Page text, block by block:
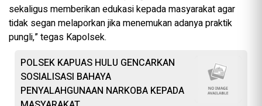
sekaligus memberikan edukasi kepada masyarakat agar
tidak segan melaporkan jika menemukan adanya praktik
pungli,” tegas Kapolsek.
POLSEK KAPUAS HULU GENCARKAN
SOSIALISASI BAHAYA
PENYALAHGUNAAN NARKOBA KEPADA